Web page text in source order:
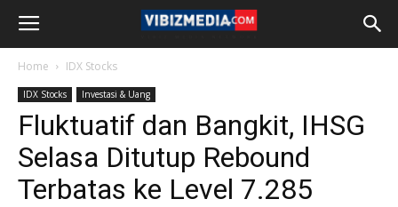
Home IDX Stocks
IDX Stocks Investasi & Uang
Fluktuatif dan Bangkit, IHSG
Selasa Ditutup Rebound
Terbatas ke Level 7.285